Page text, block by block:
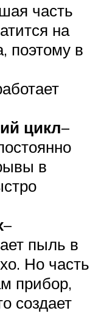
часть
на
поэтому в
цикл–
в
–
пыль в
Но часть
прибор,
создает